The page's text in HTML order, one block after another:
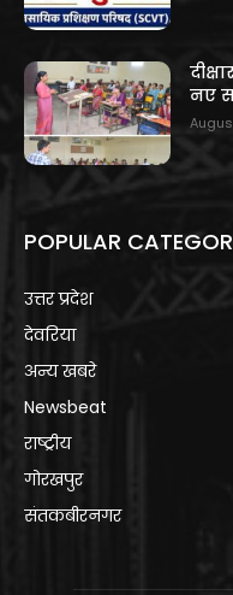
नए
POPULAR
उत्तर प्रदेश
देवरिया
अन्य खबरे
Newsbeat
राष्ट्रीय
गोरखपुर
संतकबीरनगर